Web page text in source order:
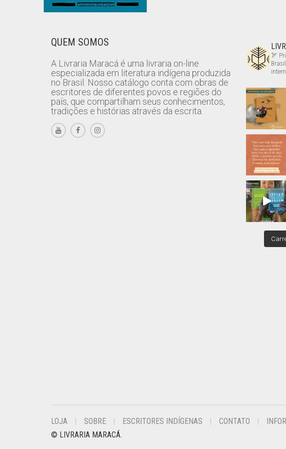
QUEM SOMOS
A Livraria Maracá é uma livraria on-line
especializada em literatura indígena produzida
no Brasil. Nosso catálogo conta com obras de
escritores de diferentes povos e regiões do
país, que compartilham seus conhecimentos,
tradições e histórias através da escrita.
🏹
LOJA SOBRE ESCRITORES INDÍGENAS CONTATO
© LIVRARIA MARACÁ.